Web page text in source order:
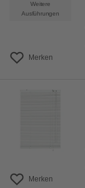
Weitere
Ausführungen
Merken
Merken